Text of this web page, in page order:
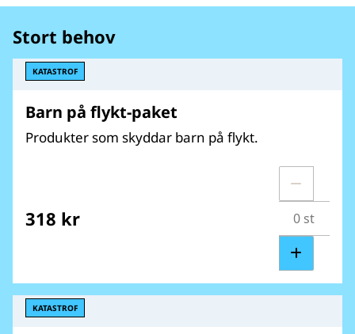
Stort behov
KATASTROF
Barn på flykt-paket
Produkter som skyddar barn på flykt.
318 kr
KATASTROF